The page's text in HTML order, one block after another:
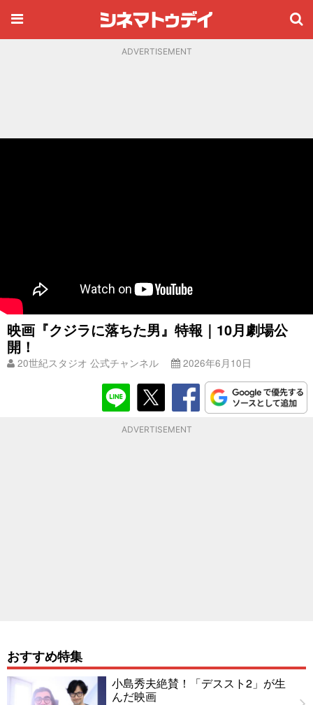
ADVERTISEMENT
映画『クジラに落ちた男』特報｜10月劇場公
開！
20世紀スタジオ 公式チャンネル 2026年6月10日
ADVERTISEMENT
おすすめ特集
小島秀夫絶賛！「デススト2」が生
んだ映画